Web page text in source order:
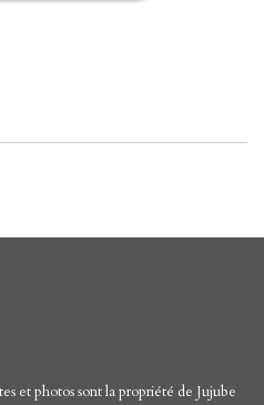
et photos sont la propriété de Jujube